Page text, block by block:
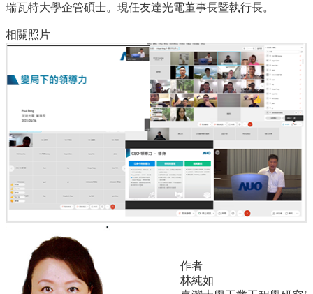
入
學
管
學
專
區
公
告
與
訊
會
瑞瓦特大學企管碩士。現任友達光電董事長暨執行長。
相關照片
作者
林純如